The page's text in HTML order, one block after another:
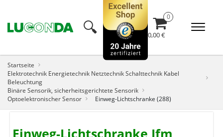
🔍︎ 0,00 €
Startseite
Elektrotechnik Energietechnik Netztechnik Schalttechnik Kabel
Beleuchtung
Binäre Sensorik, sicherheitsgerichtete Sensorik
Optoelektronischer Sensor
Einweg-Lichtschranke (288)
Einweg-Lichtschranke Ifm